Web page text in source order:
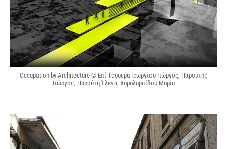
Occupation by Architecture © Επί Τέσσερα Γεωργίου Γιώργος, Παρούτης
Γιώργος, Παρούτη Έλενα, Χαραλαμπίδου Μαρία